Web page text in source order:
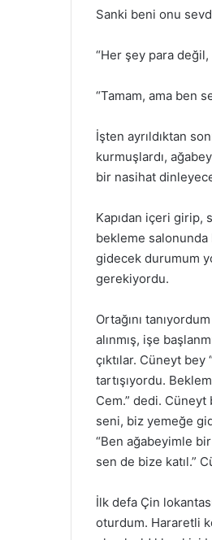
Sanki beni onu
“Her şey para değil,
“Tamam, ama ben
İşten ayrıldıktan
kurmuşlardı,
bir nasihat
Kapıdan içeri girip,
bekleme salonunda
gidecek durumum
gerekiyordu.
Ortağını
alınmış, işe
çıktılar. Cüneyt
tartışıyordu.
Cem.” dedi.
seni, biz yemeğe
“Ben ağabeyimle
sen de bize katıl.”
İlk defa Çin
oturdum. Hararetli